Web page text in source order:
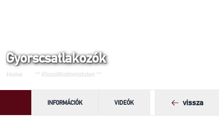
Gyorscsatlakozók
Home ** Klassifikationsdaten **
INFORMÁCIÓK VIDEÓK vissza